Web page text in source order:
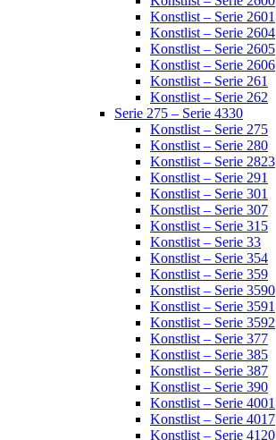
Konstlist – Serie 2601
Konstlist – Serie 2604
Konstlist – Serie 2605
Konstlist – Serie 2606
Konstlist – Serie 261
Konstlist – Serie 262
Serie 275 – Serie 4330
Konstlist – Serie 275
Konstlist – Serie 280
Konstlist – Serie 2823
Konstlist – Serie 291
Konstlist – Serie 301
Konstlist – Serie 307
Konstlist – Serie 315
Konstlist – Serie 33
Konstlist – Serie 354
Konstlist – Serie 359
Konstlist – Serie 3590
Konstlist – Serie 3591
Konstlist – Serie 3592
Konstlist – Serie 377
Konstlist – Serie 385
Konstlist – Serie 387
Konstlist – Serie 390
Konstlist – Serie 4001
Konstlist – Serie 4017
Konstlist – Serie 4120